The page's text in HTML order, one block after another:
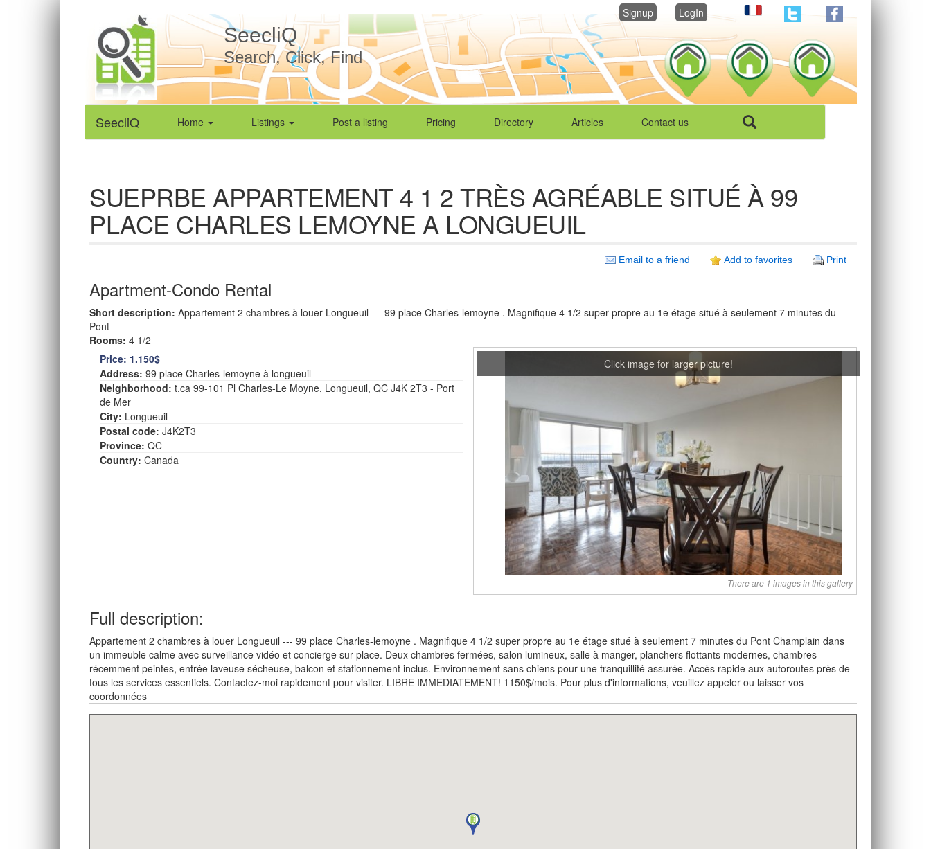
SeecliQ
Search, Click, Find
Signup LogIn
SeecliQ Home Listings Post a listing Pricing Directory Articles Contact us
SUEPRBE APPARTEMENT 4 1 2 TRÈS AGRÉABLE SITUÉ À 99
PLACE CHARLES LEMOYNE A LONGUEUIL
Email to a friend Add to favorites Print
Apartment-Condo Rental
Short description: Appartement 2 chambres à louer Longueuil --- 99 place Charles-lemoyne . Magnifique 4 1/2 super propre au 1e étage situé à seulement 7 minutes du
Pont
Rooms: 4 1/2
Price: 1.150$
Address: 99 place Charles-lemoyne à longueuil
Neighborhood: t.ca 99-101 Pl Charles-Le Moyne, Longueuil, QC J4K 2T3 - Port
de Mer
City: Longueuil
Postal code: J4K2T3
Province: QC
Country: Canada
Click image for larger picture!
There are 1 images in this gallery
Full description:
Appartement 2 chambres à louer Longueuil --- 99 place Charles-lemoyne . Magnifique 4 1/2 super propre au 1e étage situé à seulement 7 minutes du Pont Champlain dans
un immeuble calme avec surveillance vidéo et concierge sur place. Deux chambres fermées, salon lumineux, salle à manger, planchers flottants modernes, chambres
récemment peintes, entrée laveuse sécheuse, balcon et stationnement inclus. Environnement sans chiens pour une tranquillité assurée. Accès rapide aux autoroutes près de
tous les services essentiels. Contactez-moi rapidement pour visiter. LIBRE IMMEDIATEMENT! 1150$/mois. Pour plus d'informations, veuillez appeler ou laisser vos
coordonnées